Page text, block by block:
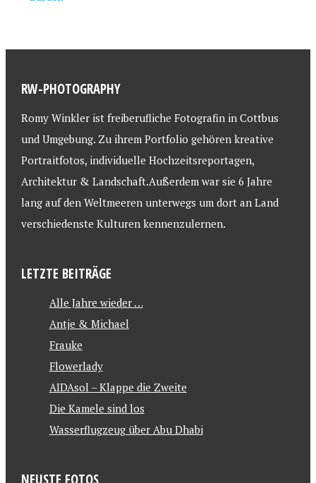
RW-PHOTOGRAPHY
Romy Winkler ist freiberufliche Fotografin in Cottbus
und Umgebung. Zu ihrem Portfolio gehören kreative
Portraitfotos, individuelle Hochzeitsreportagen,
Architektur & Landschaft.Außerdem war sie 6 Jahre
lang auf den Weltmeeren unterwegs um dort an Land
verschiedenste Kulturen kennenzulernen.
LETZTE BEITRÄGE
Alle Jahre wieder …
Antje & Michael
Frauke
Flowerlady
AIDAsol – Klappe die Zweite
Die Kamele sind los
Wasserflugzeug über Abu Dhabi
NEUSTE FOTOS